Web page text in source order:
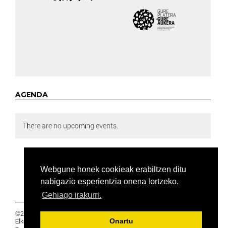
Webgune honek cookieak erabiltzen ditu
nabigazio esperientzia onena lortzeko.
Gehiago irakurri.
Onartu
AGENDA
There are no upcoming events.
©2019 Euskal Herriko Ikasleen Gurasoen
Elkartea -